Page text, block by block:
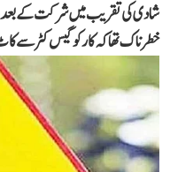
شادی کی تقریب میں شرکت کے بعد
خطرناک تھا کہ کار کو گیس کٹر سے